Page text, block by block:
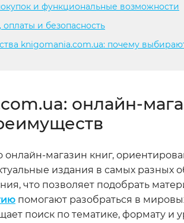
и функциональные возможности
и безопасность
knigomania.com.ua: почему
онлайн-
онлайн-магазин книг,
издания в самых разных
что позволяет подобрать
помогают разобраться в
поиск по тематике, формату